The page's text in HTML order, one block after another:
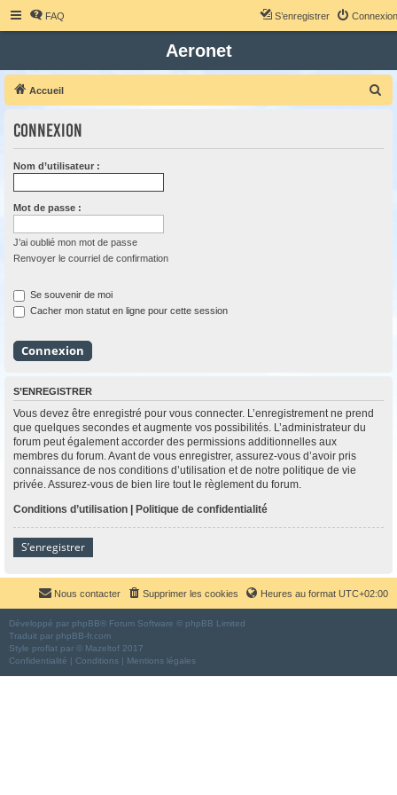
FAQ Connexion
S’enregistrer
Aeronet
Accueil
Connexion
Nom d’utilisateur :
Mot de passe :
J’ai oublié mon mot de passe
Renvoyer le courriel de confirmation
Se souvenir de moi
Cacher mon statut en ligne pour cette session
S’ENREGISTRER
Vous devez être enregistré pour vous connecter. L’enregistrement ne prend
que quelques secondes et augmente vos possibilités. L’administrateur du
forum peut également accorder des permissions additionnelles aux
membres du forum. Avant de vous enregistrer, assurez-vous d’avoir pris
connaissance de nos conditions d’utilisation et de notre politique de vie
privée. Assurez-vous de bien lire tout le règlement du forum.
Conditions d’utilisation | Politique de confidentialité
S’enregistrer
Heures au format UTC+02:00
Supprimer les cookies
Nous contacter
Développé par phpBB® Forum Software © phpBB Limited
Traduit par phpBB-fr.com
Style proflat par © Mazeltof 2017
Confidentialité | Conditions | Mentions légales